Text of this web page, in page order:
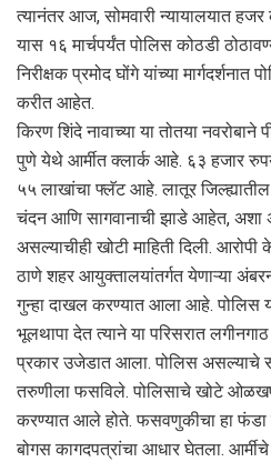
त्यानंतर आज, सोमवारी न्यायालयात
यास १६ मार्चपर्यंत पोलिस कोठडी
निरीक्षक प्रमोद घोंगे यांच्या
करीत आहेत.
किरण शिंदे नावाच्या या तोतया
पुणे येथे आर्मीत क्लार्क आहे. ६३ हजार
५५ लाखांचा फ्लॅट आहे. लातूर
चंदन आणि सागवानाची झाडे आहेत, अशा
असल्याचीही खोटी माहिती दिली. आरोपी
ठाणे शहर आयुक्तालयांतर्गत येणाऱ्या
गुन्हा दाखल करण्यात आला आहे. पोलिस
भूलथापा देत त्याने या परिसरात
प्रकार उजेडात आला. पोलिस असल्याचे
तरुणीला फसविले. पोलिसाचे खोटे
करण्यात आले होते. फसवणुकीचा हा फंडा
बोगस कागदपत्रांचा आधार घेतला.